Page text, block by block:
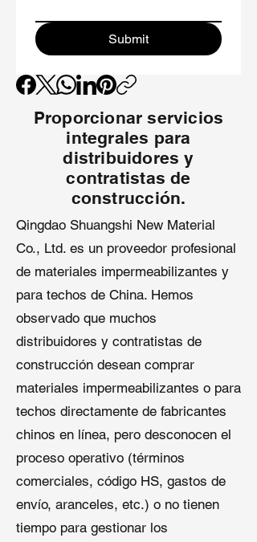
sistemas totalmente adheridos o
lastreados con exposición al
2. Membrana TPO con Tejido Trasero
Durabilidad Mejorada: El respaldo
de vellón de poliéster mejora la
resistencia a perforaciones y la
compatibilidad con el sustrato.
Disponible en sistemas
autoadheridos para reducir el
tiempo de mano de obra y los
costos de instalación.
Aplicaciones: Material de techo
TPO ideal para almacenes,
centros comerciales y edificios
comerciales.
3. Membrana TPO Reforzada
Fuerza Superior: El refuerzo de
malla de poliéster proporciona
alta resistencia al desgarro y a
perforaciones.
Larga Vida Útil: Excelente
resistencia a UV, ozono y
Submit
Proporcionar servicios
integrales para
distribuidores y
contratistas de
construcción.
Qingdao Shuangshi New Material
Co., Ltd. es un proveedor profesional
de materiales impermeabilizantes y
para techos de China. Hemos
observado que muchos
distribuidores y contratistas de
construcción desean comprar
materiales impermeabilizantes o para
techos directamente de fabricantes
chinos en línea, pero desconocen el
proceso operativo (términos
comerciales, código HS, gastos de
envío, aranceles, etc.) o no tienen
tiempo para gestionar los